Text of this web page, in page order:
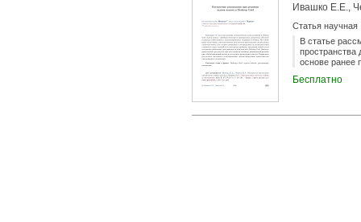
the
input data. In
by such a
programming
employed
Ивашко Е.Е.,
Статья научная
В статье
пространства
основе ранее
предложен
Бесплатно